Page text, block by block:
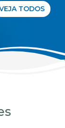
TODOS